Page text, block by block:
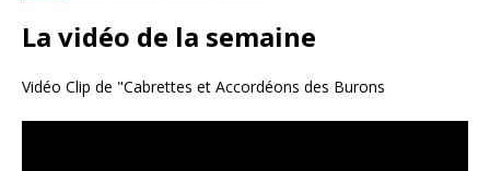
La vidéo de la semaine
Vidéo Clip de "Cabrettes et Accordéons des Burons